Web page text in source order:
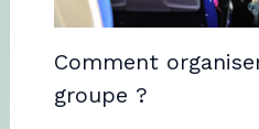
Comment
groupe ?